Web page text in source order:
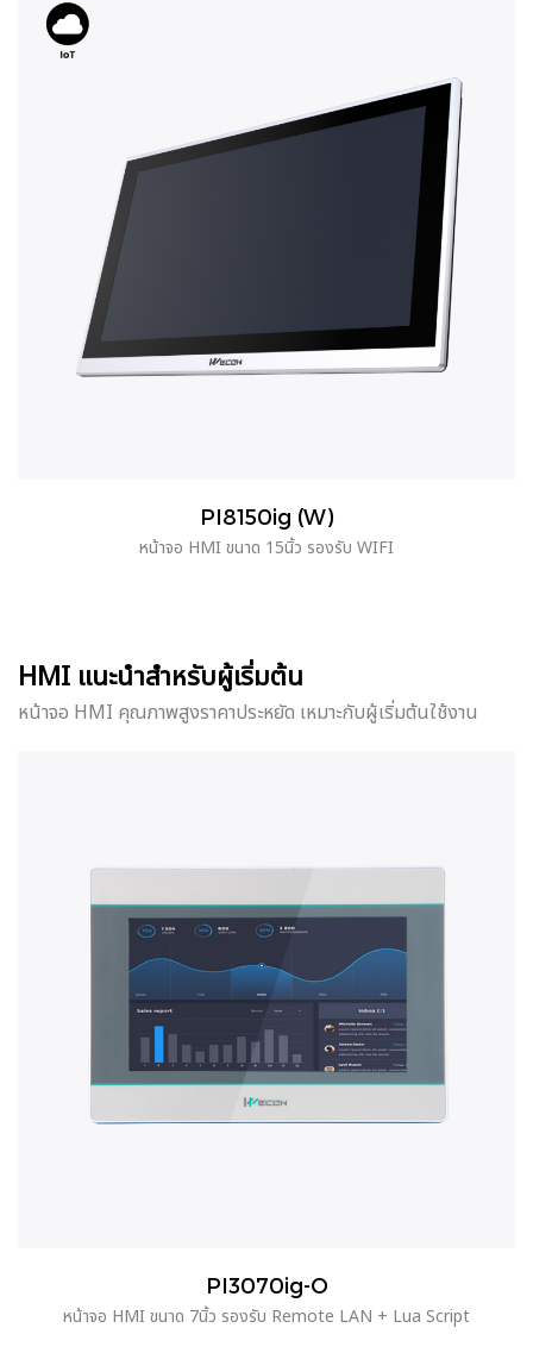
PI8150ig (W)
หน้าจอ HMI ขนาด 15นิ้ว รองรับ WIFI
HMI แนะนำสำหรับผู้เริ่มต้น
หน้าจอ HMI คุณภาพสูงราคาประหยัด เหมาะกับผู้เริ่มต้นใช้งาน
PI3070ig-O
หน้าจอ HMI ขนาด 7นิ้ว รองรับ Remote LAN + Lua Script